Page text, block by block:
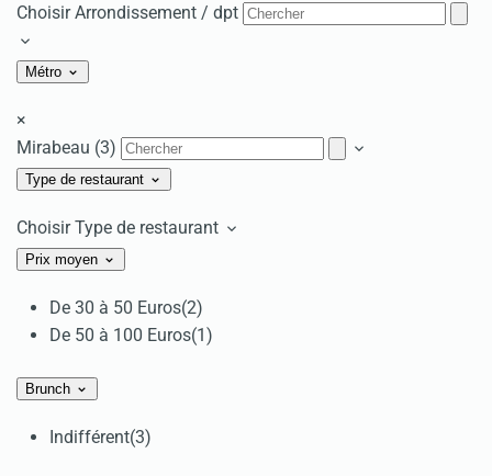
Choisir Arrondissement / dpt
Métro
×
Mirabeau (3)
Type de restaurant
Choisir Type de restaurant
Prix moyen
De 30 à 50 Euros(2)
De 50 à 100 Euros(1)
Brunch
Indifférent(3)